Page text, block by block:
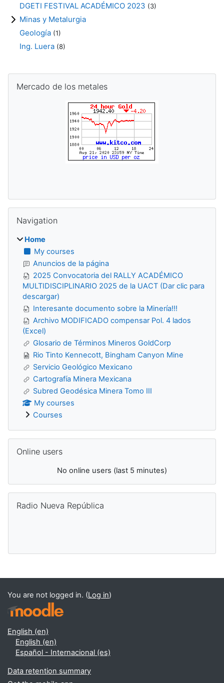
DGETI FESTIVAL ACADÉMICO 2023 (3)
Minas y Metalurgia
Geología (1)
Ing. Luera (8)
Blocks
Mercado de los metales
Navigation
Home
My courses
Anuncios de la página
2025 Convocatoria del RALLY ACADÉMICO
MULTIDISCIPLINARIO 2025 de la UACT (Dar clic para
descargar)
Interesante documento sobre la Minería!!!
Archivo MODIFICADO compensar Pol. 4 lados
(Excel)
Glosario de Términos Mineros GoldCorp
Rio Tinto Kennecott, Bingham Canyon Mine
Servicio Geológico Mexicano
Cartografía Minera Mexicana
Subred Geodésica Minera Tomo III
My courses
Courses
Online users
No online users (last 5 minutes)
Radio Nueva República
Supplementary blocks
You are not logged in. (Log in)
English ‎(en)‎
English ‎(en)‎
Español - Internacional ‎(es)‎
Data retention summary